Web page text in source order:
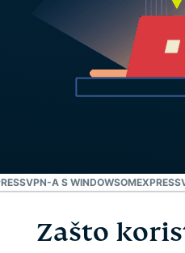
A S WINDOWSOM
Zašto koristiti VPN na
Zašto